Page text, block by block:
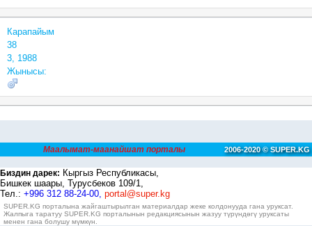
Карапайым
38
3, 1988
Жынысы:
Маалымат-маанайшат порталы 2006-2020 © SUPER.KG
Биздин дарек: Кыргыз Республикасы,
Бишкек шаары, Турусбеков 109/1,
Тел.: +996 312 88-24-00, portal@super.kg
SUPER.KG порталына жайгаштырылган материалдар жеке колдонууда гана уруксат.
Жалпыга таратуу SUPER.KG порталынын редакциясынын жазуу түрүндөгү уруксаты
менен гана болушу мүмкүн.